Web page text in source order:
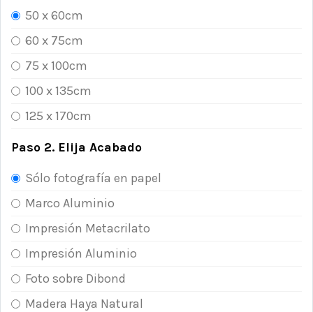
50 x 60cm
60 x 75cm
75 x 100cm
100 x 135cm
125 x 170cm
Paso 2. Elija Acabado
Sólo fotografía en papel
Marco Aluminio
Impresión Metacrilato
Impresión Aluminio
Foto sobre Dibond
Madera Haya Natural